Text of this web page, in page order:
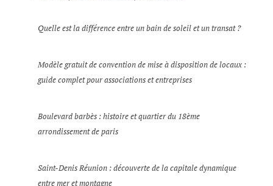
Quelle est la différence entre un bain de soleil et un transat ?
Modèle gratuit de convention de mise à disposition de locaux :
guide complet pour associations et entreprises
Boulevard barbès : histoire et quartier du 18ème
arrondissement de paris
Saint-Denis Réunion : découverte de la capitale dynamique
entre mer et montagne